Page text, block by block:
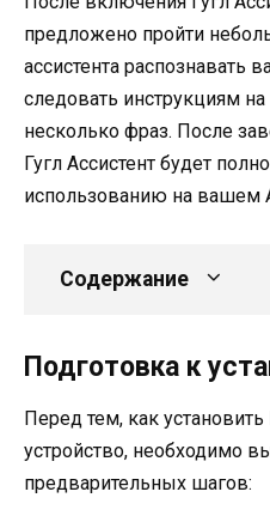
предложено пройти
ассистента распознавать
следовать инструкциям
несколько фраз. После
Гугл Ассистент будет
использованию на вашем
Содержание
Подготовка к
Перед тем, как установить
устройство, необходимо
предварительных шагов: